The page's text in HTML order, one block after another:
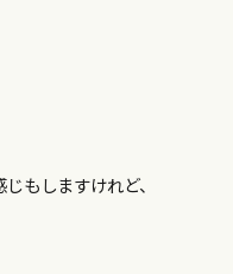
もしますけれど、